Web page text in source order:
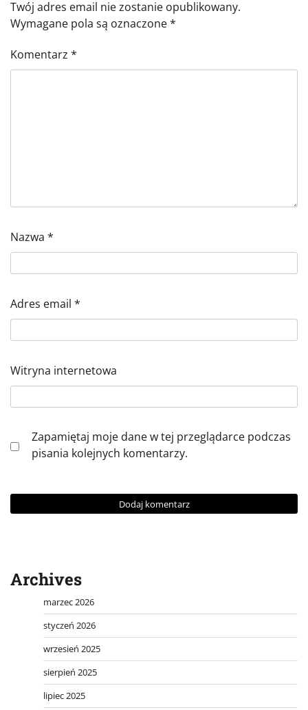
Twój adres email nie zostanie opublikowany.
Wymagane pola są oznaczone*
Komentarz *
Nazwa *
Adres email *
Witryna internetowa
Zapamiętaj moje dane w tej przeglądarce podczas
pisania kolejnych komentarzy.
Archives
marzec 2026
styczeń 2026
wrzesień 2025
sierpień 2025
lipiec 2025